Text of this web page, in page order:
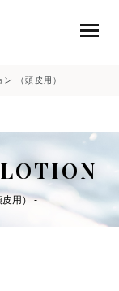
（頭皮用）
用） -